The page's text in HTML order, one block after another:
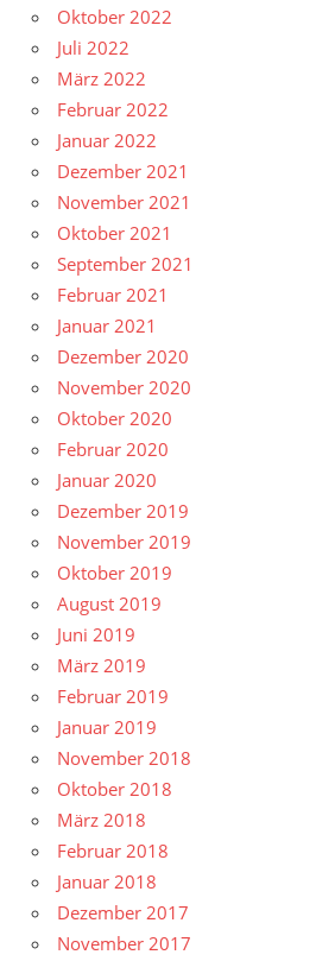
Oktober 2022
Juli 2022
März 2022
Februar 2022
Januar 2022
Dezember 2021
November 2021
Oktober 2021
September 2021
Februar 2021
Januar 2021
Dezember 2020
November 2020
Oktober 2020
Februar 2020
Januar 2020
Dezember 2019
November 2019
Oktober 2019
August 2019
Juni 2019
März 2019
Februar 2019
Januar 2019
November 2018
Oktober 2018
März 2018
Februar 2018
Januar 2018
Dezember 2017
November 2017